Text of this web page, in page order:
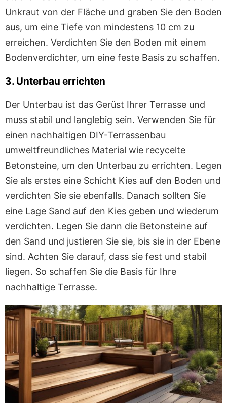
Unkraut von der Fläche und graben Sie den Boden
aus, um eine Tiefe von mindestens 10 cm zu
erreichen. Verdichten Sie den Boden mit einem
Bodenverdichter, um eine feste Basis zu schaffen.
3. Unterbau errichten
Der Unterbau ist das Gerüst Ihrer Terrasse und
muss stabil und langlebig sein. Verwenden Sie für
einen nachhaltigen DIY-Terrassenbau
umweltfreundliches Material wie recycelte
Betonsteine, um den Unterbau zu errichten. Legen
Sie als erstes eine Schicht Kies auf den Boden und
verdichten Sie sie ebenfalls. Danach sollten Sie
eine Lage Sand auf den Kies geben und wiederum
verdichten. Legen Sie dann die Betonsteine auf
den Sand und justieren Sie sie, bis sie in der Ebene
sind. Achten Sie darauf, dass sie fest und stabil
liegen. So schaffen Sie die Basis für Ihre
nachhaltige Terrasse.